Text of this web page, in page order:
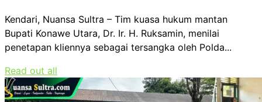
Kendari, Nuansa Sultra – Tim kuasa hukum mantan
Bupati Konawe Utara, Dr. Ir. H. Ruksamin, menilai
penetapan kliennya sebagai tersangka oleh Polda...
Read out all